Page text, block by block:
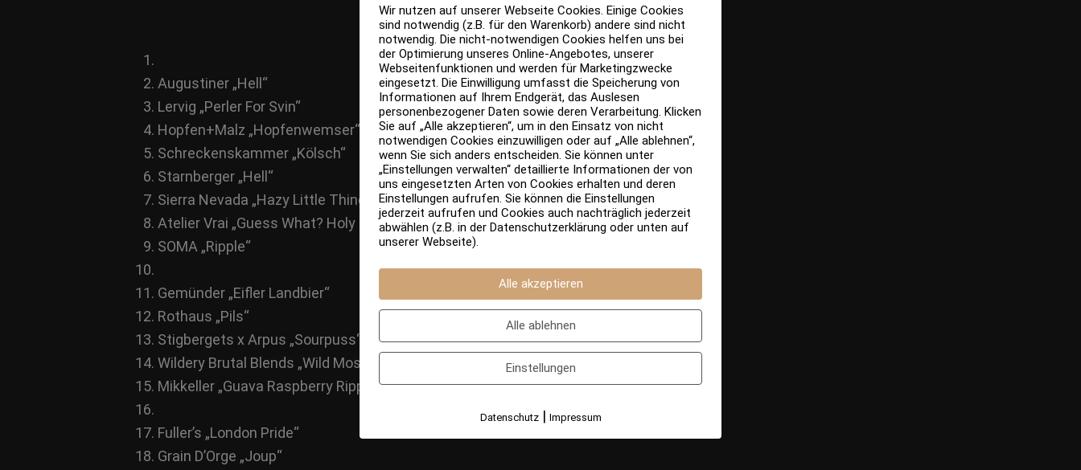
Augustiner „Hell“
Lervig „Perler For Svin“
Hopfen+Malz „Hopfenwemser“
Schreckenskammer „Kölsch“
Starnberger „Hell“
Sierra Nevada „Hazy Little Thing“
Atelier Vrai „Guess What? Holy Grail“
SOMA „Ripple“
Gemünder „Eifler Landbier“
Rothaus „Pils“
Stigbergets x Arpus „Sourpuss“
Wildery Brutal Blends „Wild Mosel Grape Ale“
Mikkeller „Guava Raspberry Ripple“
Fuller’s „London Pride“
Grain D’Orge „Joup“
Wir nutzen auf unserer Webseite Cookies. Einige Cookies
sind notwendig (z.B. für den Warenkorb) andere sind nicht
notwendig. Die nicht-notwendigen Cookies helfen uns bei
der Optimierung unseres Online-Angebotes, unserer
Webseitenfunktionen und werden für Marketingzwecke
eingesetzt. Die Einwilligung umfasst die Speicherung von
Informationen auf Ihrem Endgerät, das Auslesen
personenbezogener Daten sowie deren Verarbeitung. Klicken
Sie auf „Alle akzeptieren“, um in den Einsatz von nicht
notwendigen Cookies einzuwilligen oder auf „Alle ablehnen“,
wenn Sie sich anders entscheiden. Sie können unter
„Einstellungen verwalten“ detaillierte Informationen der von
uns eingesetzten Arten von Cookies erhalten und deren
Einstellungen aufrufen. Sie können die Einstellungen
jederzeit aufrufen und Cookies auch nachträglich jederzeit
abwählen (z.B. in der Datenschutzerklärung oder unten auf
unserer Webseite).
Alle akzeptieren
Alle ablehnen
Einstellungen
Datenschutz| Impressum